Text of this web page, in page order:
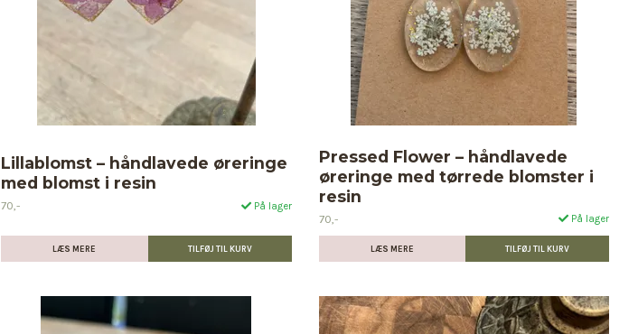
Lillablomst – håndlavede øreringe
med blomst i resin
70,- På lager
LÆS MERE
Pressed Flower – håndlavede
øreringe med tørrede blomster i
resin
70,- På lager
LÆS MERE